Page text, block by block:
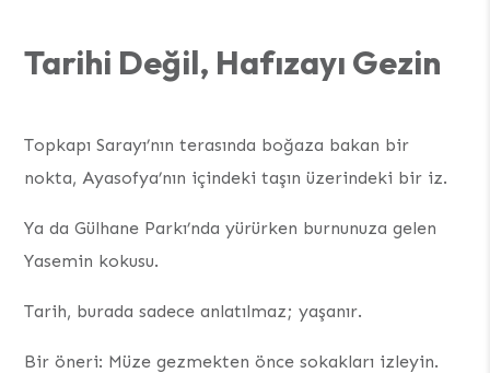
Tarihi Değil, Hafızayı Gezin
Topkapı Sarayı’nın terasında boğaza bakan bir
nokta, Ayasofya’nın içindeki taşın üzerindeki bir iz.
Ya da Gülhane Parkı’nda yürürken burnunuza gelen
Yasemin kokusu.
Tarih, burada sadece anlatılmaz; yaşanır.
Bir öneri: Müze gezmekten önce sokakları izleyin.